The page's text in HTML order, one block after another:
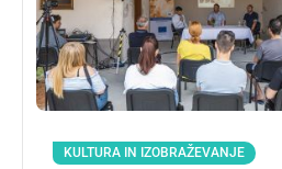
KULTURA IN IZOBRAŽEVANJE